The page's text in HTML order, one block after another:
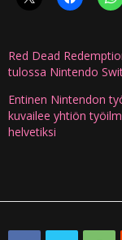
Red Dead
tulossa Nintendo
Entinen Nintendon
kuvailee yhtiön
helvetiksi